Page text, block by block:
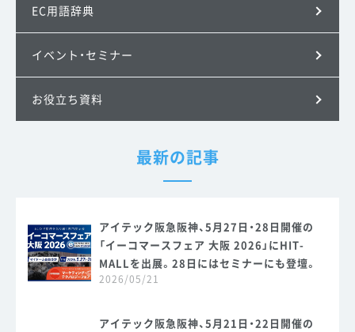
EC用語辞典
イベント・セミナー
お役立ち資料
最新の記事
アイテック阪急阪神、5月27日・28日開催の
「イーコマースフェア 大阪 2026」にHIT-
MALLを出展。28日にはセミナーにも登壇。
2026/05/21
アイテック阪急阪神、5月21日・22日開催の